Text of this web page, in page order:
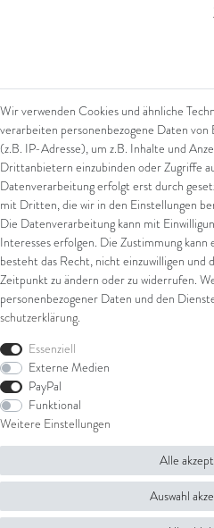
© Copyright 2026 Juwelier
Wir verwenden Cookies und ähnliche
verarbeiten personenbezogene Daten
(z.B. IP-Adresse), um z.B. Inhalte und
Drittanbietern einzubinden oder Zugriffe
Datenverarbeitung erfolgt erst durch
mit Dritten, die wir in den Einstellungen
Die Datenverarbeitung kann mit
Interesses erfolgen. Die Zustimmung
besteht das Recht, nicht einzuwilligen und
Zeitpunkt zu ändern oder zu widerrufen.
personenbezogener Daten und den
schutz­erklärung.
Essenziell
Externe Medien
PayPal
Funktional
Weitere Einstellungen
Alle
Auswahl